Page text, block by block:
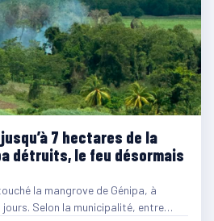
7 hectares de la
détruits, le feu désormais
la mangrove de Génipa, à
jours. Selon la municipalité, entre…